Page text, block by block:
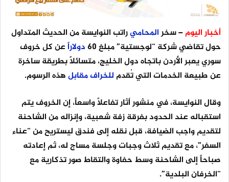
أخبار اليوم– سخرالمحاميراتب النوايسة من الحديث المتداول
حول تقاضي شركة “لوجستية” مبلغ 60
دولاراًعن كل خروف
سوري يعبر الأردن باتجاه دول الخليج، متسائلاً بطريقة ساخرة
عن طبيعة الخدمات التي تُقدم للخرافمقابلهذه الرسوم.
وقال النوايسة، في منشور أثار تفاعلاً واسعاً، إن الخروف يتم
استقباله عند الحدود بفرقة زفة شعبية، وإنزاله من الشاحنة
لتقديم واجب الضيافة، قبل نقله إلى فندق ليستريح من “عناء
السفر”، مع تقديم ثلاث وجبات وجلسة مساج له، ثم إعادته
صباحاً إلى الشاحنة وسط حفاوة والتقاط صور تذكارية مع
“الخرفان البلدية”.